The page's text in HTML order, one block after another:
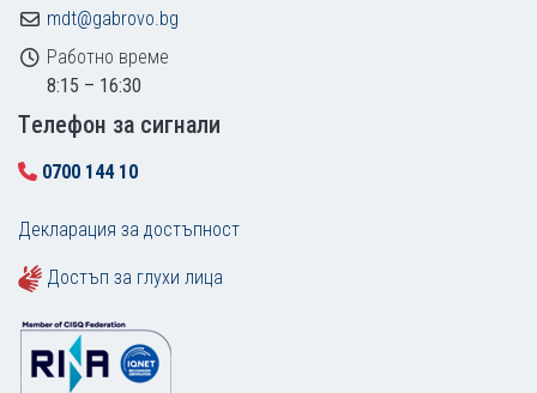
mdt@gabrovo.bg
Работно време
8:15 – 16:30
Tелефон за сигнали
0700 144 10
Декларация за достъпност
Достъп за глухи лица